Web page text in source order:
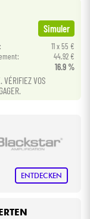
BRUXELLES
Simuler
11 x 55 €
44.92 €
16.9 %
VÉRIFIEZ VOS
ENTDECKEN